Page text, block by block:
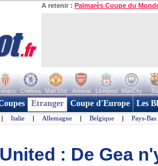
A retenir : Palmarès Coupe du
Chelsea Man Utd Arsenal Liverpool ManCity
Etranger Coupe d'Europe Les
| Italie | Allemagne | Belgique | Pays-Bas
: De Gea